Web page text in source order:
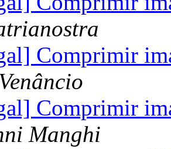
Comprimir
Comprimir
Manghi